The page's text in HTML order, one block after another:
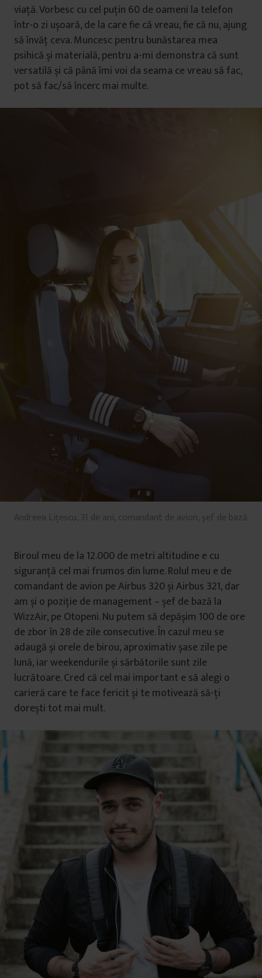
viață. Vorbesc cu cel puțin 60 de oameni la telefon
într-o zi ușoară, de la care fie că vreau, fie că nu, ajung
să învăț ceva. Muncesc pentru bunăstarea mea
psihică și materială, pentru a-mi demonstra că sunt
versatilă și că până îmi voi da seama ce vreau să fac,
pot să fac/să încerc mai multe.
Andreea Lițescu, 31 de ani, comandant de avion, șef de bază
Biroul meu de la 12.000 de metri altitudine e cu
siguranță cel mai frumos din lume. Rolul meu e de
comandant de avion pe Airbus 320 și Airbus 321, dar
am și o poziție de management – șef de bază la
WizzAir, pe Otopeni. Nu putem să depășim 100 de ore
de zbor în 28 de zile consecutive. În cazul meu se
adaugă și orele de birou, aproximativ șase zile pe
lună, iar weekendurile și sărbătorile sunt zile
lucrătoare. Cred că cel mai important e să alegi o
carieră care te face fericit și te motivează să-ți
dorești tot mai mult.